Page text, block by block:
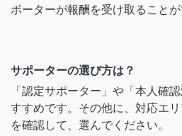
ポーターが報酬を受け取ることが
サポーターの選び方は？
「認定サポーター」や「本人確
すすめです。その他に、対応エ
を確認して、選んでください。